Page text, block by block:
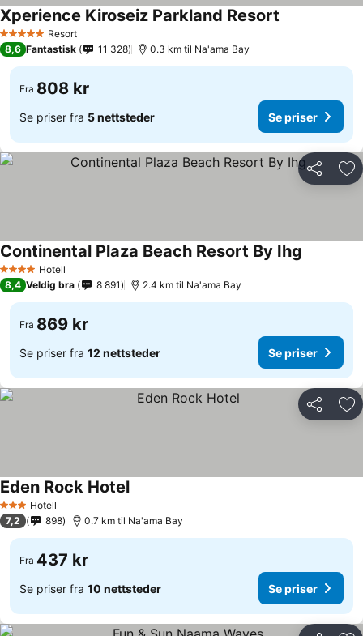
5 Stjerner Resort
Xperience Kiroseiz Parkland Resort
8,6 Fantastisk 11 328 0.3 km til Na'ama Bay
Fra 808 kr
Se priser fra 5 nettsteder Se priser
Del
4 StjernerHotell
Continental Plaza Beach Resort By Ihg
8,4 Veldig bra 8 891 2.4 km til Na'ama Bay
Fra 869 kr
Se priser fra 12 nettsteder Se priser
Del
3 StjernerHotell
Eden Rock HotelSe priser
7,2 898 0.7 km til Na'ama Bay
Fra 437 kr
Se priser fra 10 nettsteder Se priser